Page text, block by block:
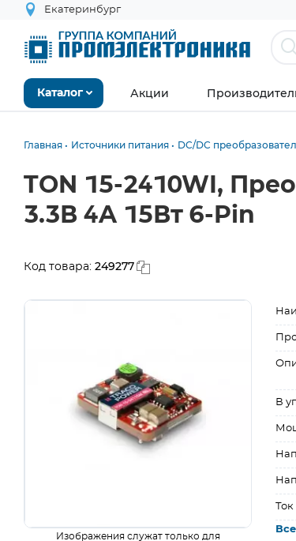
Екатеринбург
Каталог Акции
Главная Источники питания DC/DC
TON 15-2410WI,
3.3В 4A 15Вт 6-Pin
Код товара: 249277
Изображения служат только для
В
Ток